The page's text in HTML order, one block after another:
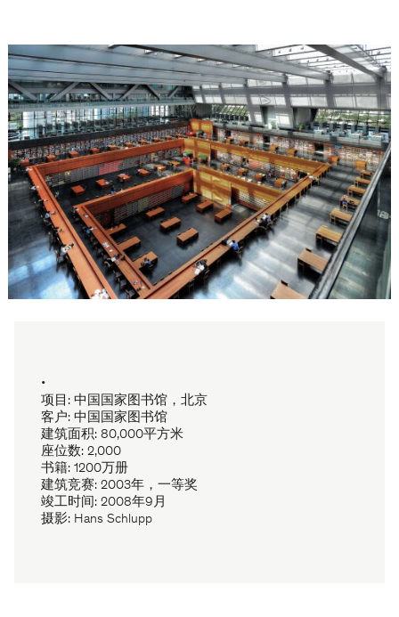
•
项目: 中国国家图书馆，北京
客户: 中国国家图书馆
建筑面积: 80,000平方米
座位数: 2,000
书籍: 1200万册
建筑竞赛: 2003年，一等奖
竣工时间: 2008年9月
摄影: Hans Schlupp